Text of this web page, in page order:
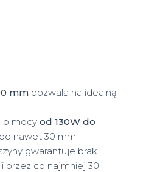
mm pozwala na idealną
, o mocy od 130W do
nawet 30 mm.
gwarantuje brak
przez co najmniej 30